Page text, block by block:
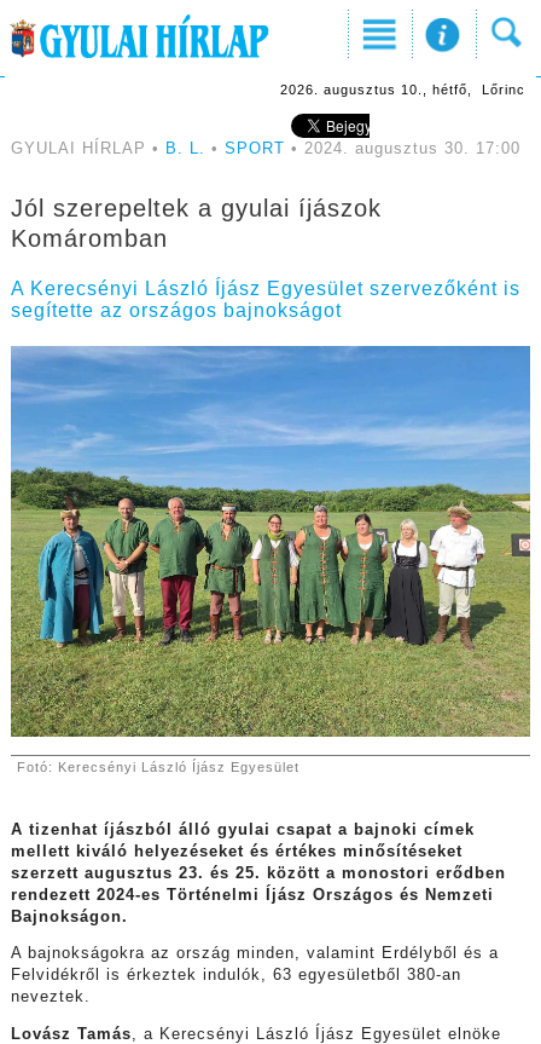
2026. augusztus 10., hétfő, Lőrinc
GYULAI HÍRLAP • B. L. • SPORT • 2024. augusztus 30. 17:00
Jól szerepeltek a gyulai íjászok
Komáromban
A Kerecsényi László Íjász Egyesület szervezőként is
segítette az országos bajnokságot
Fotó: Kerecsényi László Íjász Egyesület
A tizenhat íjászból álló gyulai csapat a bajnoki címek
mellett kiváló helyezéseket és értékes minősítéseket
szerzett augusztus 23. és 25. között a monostori erődben
rendezett 2024-es Történelmi Íjász Országos és Nemzeti
Bajnokságon.
A bajnokságokra az ország minden, valamint Erdélyből és a
Felvidékről is érkeztek indulók, 63 egyesületből 380-an
neveztek.
Lovász Tamás, a Kerecsényi László Íjász Egyesület elnöke